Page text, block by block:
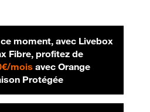
ce moment, avec Livebox
Fibre, profitez de
mois20 € par mois
avec Orange
Protégée